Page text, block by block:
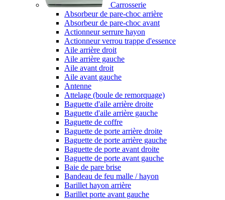
Carrosserie
Absorbeur de pare-choc arrière
Absorbeur de pare-choc avant
Actionneur serrure hayon
Actionneur verrou trappe d'essence
Aile arrière droit
Aile arrière gauche
Aile avant droit
Aile avant gauche
Antenne
Attelage (boule de remorquage)
Baguette d'aile arrière droite
Baguette d'aile arrière gauche
Baguette de coffre
Baguette de porte arrière droite
Baguette de porte arrière gauche
Baguette de porte avant droite
Baguette de porte avant gauche
Baie de pare brise
Bandeau de feu malle / hayon
Barillet hayon arrière
Barillet porte avant gauche